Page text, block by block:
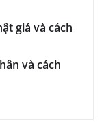
giá và cách
và cách